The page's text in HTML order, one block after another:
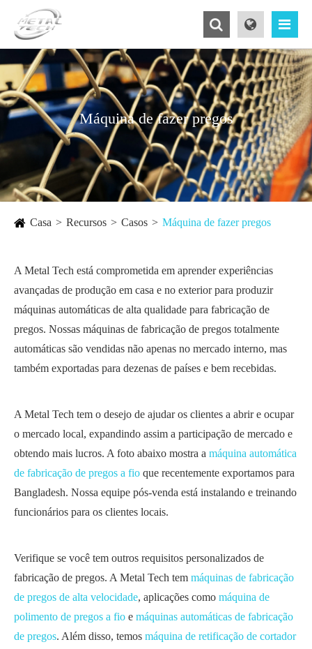
Máquina de fazer pregos
Casa Recursos Casos Máquina de fazer pregos
A Metal Tech está comprometida em aprender experiências
avançadas de produção em casa e no exterior para produzir
máquinas automáticas de alta qualidade para fabricação de
pregos. Nossas máquinas de fabricação de pregos totalmente
automáticas são vendidas não apenas no mercado interno, mas
também exportadas para dezenas de países e bem recebidas.
A Metal Tech tem o desejo de ajudar os clientes a abrir e ocupar
o mercado local, expandindo assim a participação de mercado e
obtendo mais lucros. A foto abaixo mostra a máquina automática
de fabricação de pregos a fio que recentemente exportamos para
Bangladesh. Nossa equipe pós-venda está instalando e treinando
funcionários para os clientes locais.
Verifique se você tem outros requisitos personalizados de
fabricação de pregos. A Metal Tech tem máquinas de fabricação
de pregos de alta velocidade, aplicações como máquina de
polimento de pregos a fio e máquinas automáticas de fabricação
de pregos. Além disso, temos máquina de retificação de cortador